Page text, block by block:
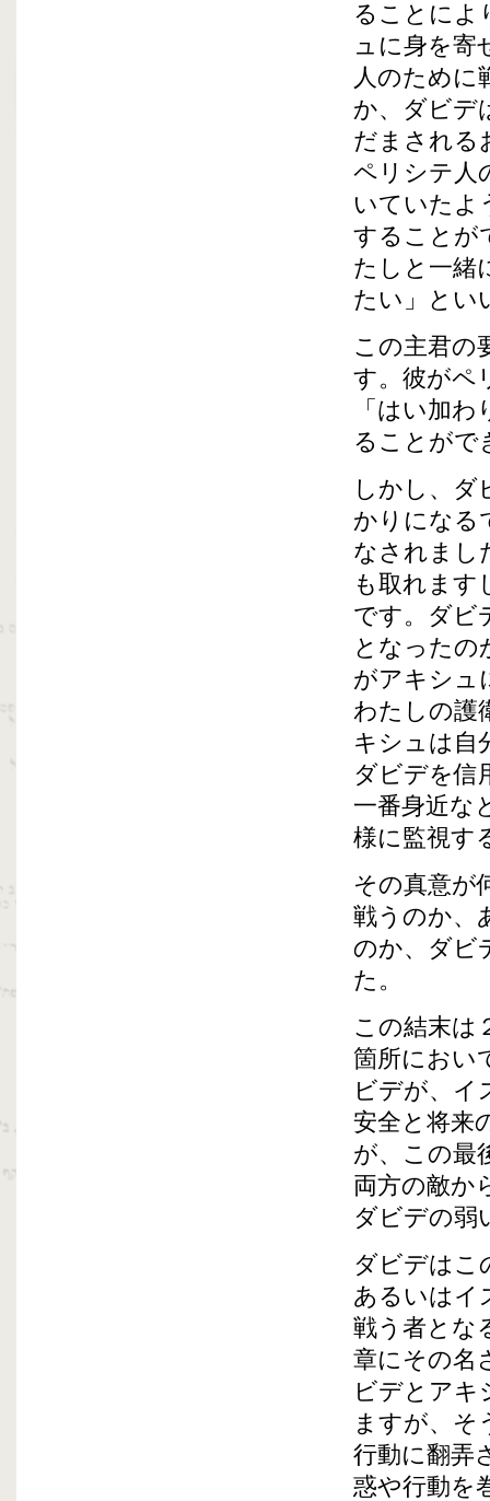
ることによ
ュに身を寄
人のために
か、ダビデ
だまされる
ペリシテ人
いていたよ
することが
たしと一緒
たい」とい
この主君の
す。彼がペ
「はい加
ることがで
しかし、ダ
かりになる
なされまし
も取れます
です。ダビ
となったの
がアキシュ
わたしの護
キシュは自
ダビデを信
一番身近な
様に監視す
その真意が
戦うのか、
のか、ダビ
た。
この結末は
箇所におい
ビデが、イ
安全と将来
が、この最
両方の敵か
ダビデの弱
ダビデはこ
あるいはイ
戦う者とな
章にその名
ビデとアキ
ますが、そ
行動に翻弄
惑や行動を